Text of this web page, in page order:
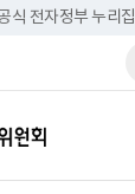
식 전자정부 누리